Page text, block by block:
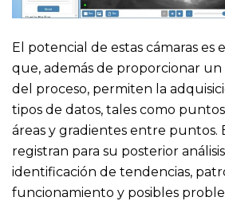
El potencial de estas cámaras es
que, además de proporcionar
del proceso, permiten la
tipos de datos, tales como
áreas y gradientes entre puntos.
registran para su posterior
identificación de tendencias,
funcionamiento y posibles